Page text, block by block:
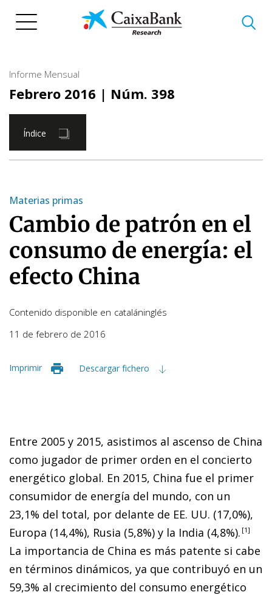
Informe Mensual
Febrero 2016 | Núm. 398
Índice
Materias primas
Cambio de patrón en el
consumo de energía: el
efecto China
Contenido disponible en cataláninglés
11 de febrero de 2016
Imprimir Descargar fichero
Entre 2005 y 2015, asistimos al ascenso de China
como jugador de primer orden en el concierto
energético global. En 2015, China fue el primer
consumidor de energía del mundo, con un
23,1% del total, por delante de EE. UU. (17,0%),
Europa (14,4%), Rusia (5,8%) y la India (4,8%). 1
La importancia de China es más patente si cabe
en términos dinámicos, ya que contribuyó en un
59,3% al crecimiento del consumo energético